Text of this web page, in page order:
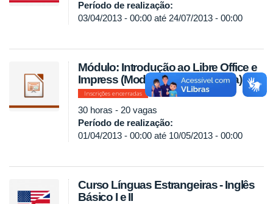
Período de realização:
03/04/2013 - 00:00 até 24/07/2013 - 00:00
Módulo: Introdução ao Libre Office e
Impress (Modalidade a Distância)
Inscrições encerradas
30 horas - 20 vagas
Período de realização:
01/04/2013 - 00:00 até 10/05/2013 - 00:00
Curso Línguas Estrangeiras - Inglês
Básico I e II